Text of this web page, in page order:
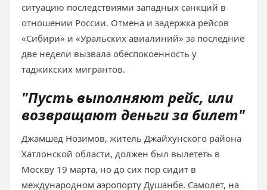
ситуацию последствиями западных санкций в
отношении России. Отмена и задержка рейсов
«Сибири» и «Уральских авиалиний» за последние
две недели вызвала обеспокоенность у
таджикских мигрантов.
"Пусть выполняют рейс, или
возвращают деньги за билет"
Джамшед Нозимов, житель Джайхунского района
Хатлонской области, должен был вылететь в
Москву 19 марта, но до сих пор сидит в
международном аэропорту Душанбе. Самолет, на